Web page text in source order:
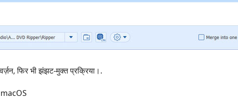
फिर भी झंझट‑मुक्त प्रक्रिया।.